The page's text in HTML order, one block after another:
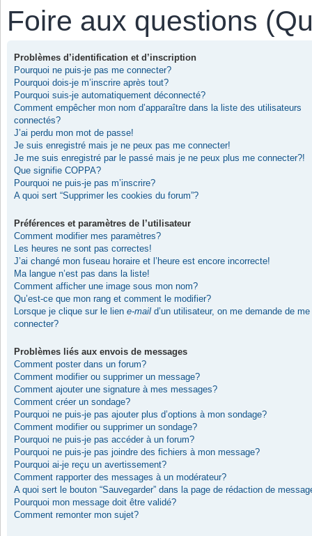
Foire aux questions
Problèmes d’identification et d’inscription
Pourquoi ne puis-je pas me connecter?
Pourquoi dois-je m’inscrire après tout?
Pourquoi suis-je automatiquement déconnecté?
Comment empêcher mon nom d’apparaître dans la liste des utilisateurs
connectés?
J’ai perdu mon mot de passe!
Je suis enregistré mais je ne peux pas me connecter!
Je me suis enregistré par le passé mais je ne peux plus me connecter?!
Que signifie COPPA?
Pourquoi ne puis-je pas m’inscrire?
A quoi sert “Supprimer les cookies du forum”?
Préférences et paramètres de l’utilisateur
Comment modifier mes paramètres?
Les heures ne sont pas correctes!
J’ai changé mon fuseau horaire et l’heure est encore incorrecte!
Ma langue n’est pas dans la liste!
Comment afficher une image sous mon nom?
Qu’est-ce que mon rang et comment le modifier?
Lorsque je clique sur le lien e-mail d’un utilisateur, on me demande de me
connecter?
Problèmes liés aux envois de messages
Comment poster dans un forum?
Comment modifier ou supprimer un message?
Comment ajouter une signature à mes messages?
Comment créer un sondage?
Pourquoi ne puis-je pas ajouter plus d’options à mon sondage?
Comment modifier ou supprimer un sondage?
Pourquoi ne puis-je pas accéder à un forum?
Pourquoi ne puis-je pas joindre des fichiers à mon message?
Pourquoi ai-je reçu un avertissement?
Comment rapporter des messages à un modérateur?
A quoi sert le bouton “Sauvegarder” dans la page de rédaction de
Pourquoi mon message doit être validé?
Comment remonter mon sujet?